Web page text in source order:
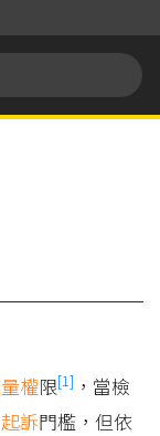
權限[1] ，當檢
起訴門檻，但依